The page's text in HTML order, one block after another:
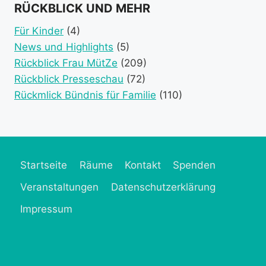
event
event
event
RÜCKBLICK UND MEHR
Für Kinder (4)
News und Highlights (5)
Rückblick Frau MütZe (209)
Rückblick Presseschau (72)
Rückmlick Bündnis für Familie (110)
Startseite Räume Kontakt
Spenden
Veranstaltungen
Datenschutzerklärung
Impressum